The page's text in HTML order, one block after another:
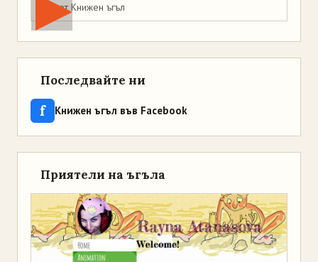
Мая от Книжен ъгъл
Последвайте ни
f Книжен ъгъл във Facebook
Приятели на ъгъла